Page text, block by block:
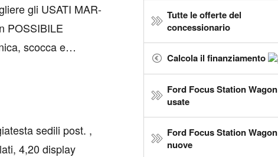
gli USATI MAR-
POSSIBILE
scocca e
e
sedili post. ,
4,20 display
Tutte le offerte del
concessionario
Calcola il finanziamento
Ford Focus Station Wagon
usate
Ford Focus Station Wagon
nuove